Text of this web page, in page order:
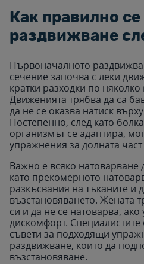
Как правилно
раздвижване
Първоначалното
сечение започва с леки
кратки разходки по
Движенията трябва да са
да не се оказва натиск
Постепенно, след като
организмът се адаптира,
упражнения за долната част
Важно е всяко натоварване
като прекомерното
разкъсвания на тъканите и
възстановяването. Жената
си и да не се натоварва,
дискомфорт.
съвети за подходящи
раздвижване, които да
възстановяване.